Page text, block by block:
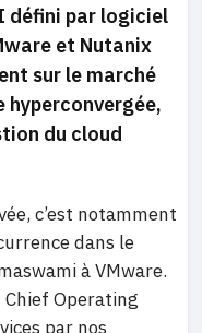
défini par logiciel
et Nutanix
sur le marché
du cloud
c’est notamment
dans le
à VMware.
Operating
par nos